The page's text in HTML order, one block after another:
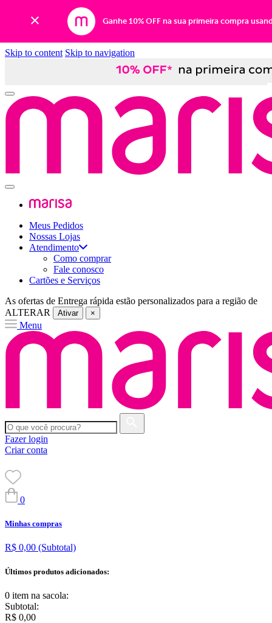
Ganhe 10% OFF na sua primeira compra
Skip to content Skip to navigation
Meus Pedidos
Nossas Lojas
Atendimento
Como comprar
Fale conosco
Cartões e Serviços
As ofertas de Entrega rápida estão personalizados para a região de
ALTERAR
Ativar ×
Menu
Fazer login
Criar conta
0
Minhas compras
R$ 0,00 (Subtotal)
Últimos produtos adicionados:
0 item na sacola:
Subtotal:
R$ 0,00